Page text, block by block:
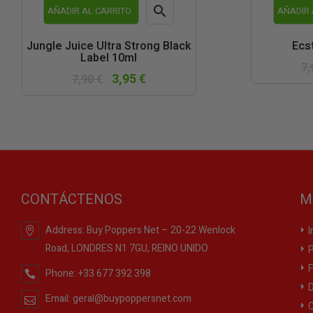
AÑADIR AL CARRITO 
Jungle Juice Ultra Strong Black
Label 10ml
3,95 €
AÑADIR
CONTÁCTENOS
Address:Buy Poppers Net – 20-22 Wenlock
Road, LONDRES N1 7GU, REINO UNIDO
Phone:+33 677 392 398
Email: geral@buypoppersnet.com